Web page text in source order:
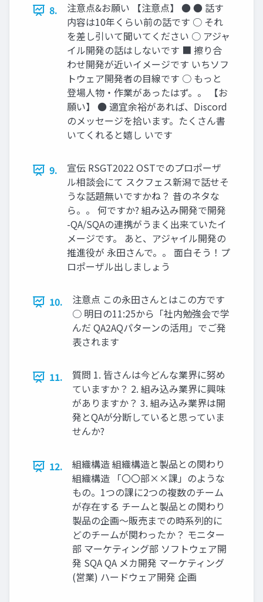
8.
注意点&お願い 【注意点】 ● ● 話す
内容は10年くらい前の話です ○ それ
を差し引いて聞いてください ○ アジャ
イル開発の話はしないです ■ 擦り合
わせ開発が近いイメージです いちソフ
トウェア開発者の目線です ○ もっと
登場人物・作業があったはず。。 【お
願い】 ● 適宜余裕があれば、Discord
のメッセージを拾います。たくさん書
いてくれると嬉し いです
9.
宣伝 RSGT2022 OSTでのプロポーザ
ル相談会にて スクフェス新潟で話せそ
うな話題無いですかね？ 昔のネタな
ら。。 何ですか? 組み込み開発で開発
-QA/SQAの連携がうまく出来ていたイ
メージです。 あと、アジャイル開発の
推進役が 永田さんで。。 面白そう！プ
ロポーザル出しましょう
10.
注意点 この永田さんとはこの方です
○ 明日の11:25から「社内勉強会で学
んだ QA2AQパターンの活用」でご発
表されます
11.
質問 1. 皆さんは今どんな業界に努め
ていますか？ 2. 組み込み業界に興味
がありますか？ 3. 組み込み業界は開
発とQAが分断していると思っていま
せんか?
12.
組織構造 組織構造と製品との関わり
組織構造 「〇〇部××課」のような
もの。1つの課に2つの複数のチーム
が存在する チームと製品との関わり
製品の企画～販売までの時系列的に
どのチームが関わったか？ モニター
部 マーケティング部 ソフトウェア開
発 SQA QA メカ開発 マーケティング
(営業) ハードウェア開発 企画